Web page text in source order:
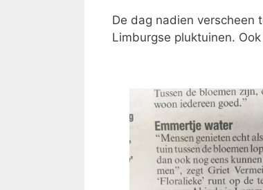
De dag nadien verscheen
Limburgse pluktuinen.